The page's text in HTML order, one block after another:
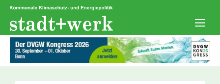
Zum
springen